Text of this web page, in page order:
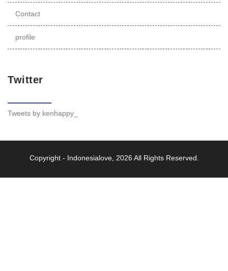
Contact
profile
Twitter
Tweets by kenhappy_
Copyright - Indonesialove, 2026 All Rights Reserved.